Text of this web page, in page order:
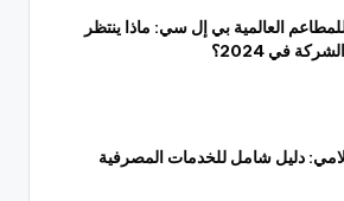
العالمية بي إل سي: ماذا ينتظر
في 2024؟
دليل شامل للخدمات المصرفية